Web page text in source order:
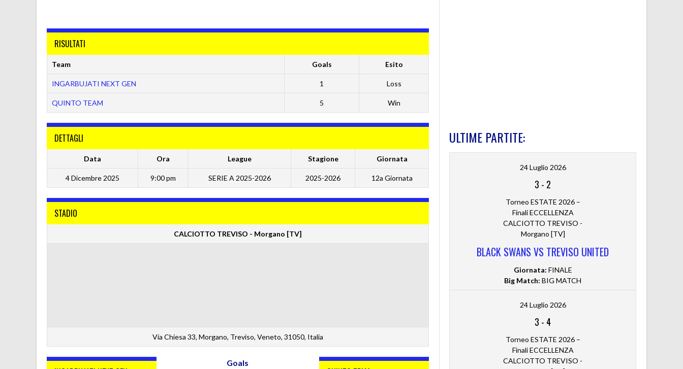
RISULTATI
Team Goals Esito
INGARBUJATI NEXT GEN 1 Loss
QUINTO TEAM 5 Win
DETTAGLI
Data Ora League Stagione Giornata
4 Dicembre 2025 9:00 pm SERIE A 2025-2026 2025-2026 12a Giornata
STADIO
CALCIOTTO TREVISO - Morgano [TV]
Via Chiesa 33, Morgano, Treviso, Veneto, 31050, Italia
Goals
ULTIME PARTITE:
24 Luglio 2026
3 - 2
Torneo ESTATE 2026 –
Finali ECCELLENZA
CALCIOTTO TREVISO -
Morgano [TV]
BLACK SWANS VS TREVISO UNITED
Giornata: FINALE
Big Match: BIG MATCH
24 Luglio 2026
3 - 4
Torneo ESTATE 2026 –
Finali ECCELLENZA
CALCIOTTO TREVISO -